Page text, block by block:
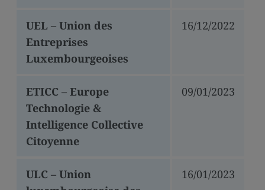
UEL – Union des
Entreprises
Luxembourgeoises
16/12/2022
ETICC – Europe
Technologie &
Intelligence Collective
Citoyenne
09/01/2023
ULC – Union
16/01/2023